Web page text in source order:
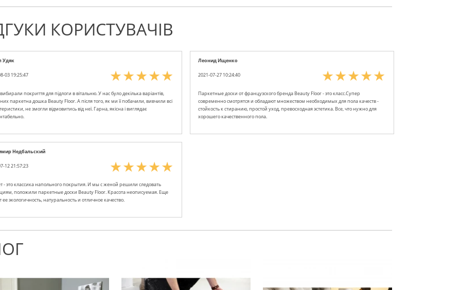
КОРИСТУВАЧІВ
Удяк
03 19:25:47
покриття для підлоги в вітальню. У нас було декілька варіантів,
паркетна дошка Beauty Floor. А після того, як ми її побачили, вивчили всі
не змогли відмовитись від неї. Гарна, якісна і виглядає
Леонид Ищенко
2021-07-27 10:24:40
Паркетные доски от французского бренда Beauty Floor - это класс.Супер
современно смотрятся и обладают множеством необходимых для пола качеств -
стойкость к стиранию, простой уход, превосходная эстетика. Все, что нужно для
хорошего качественного пола.
Недбальский
12 21:57:23
- это классика напольного покрытия. И мы с женой решили следовать
положили паркетные доски Beauty Floor. Красота неописуемая. Еще
ее экологичность, натуральность и отличное качество.